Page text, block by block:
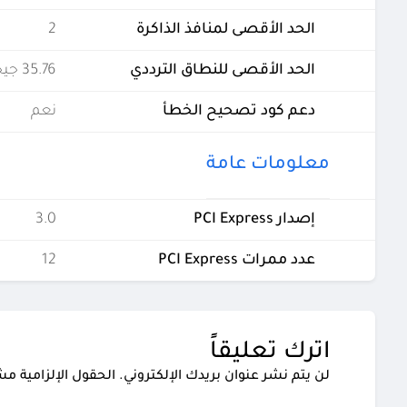
الحد الأقصى لمنافذ الذاكرة 2
الحد الأقصى للنطاق الترددي 35.76 جيجابايت في الثانية
دعم كود تصحيح الخطأ نعم
معلومات عامة
إصدار PCI Express 3.0
عدد ممرات PCI Express 12
اترك تعليقاً
لن يتم نشر عنوان بريدك الإلكتروني. الحقول الإلزامية